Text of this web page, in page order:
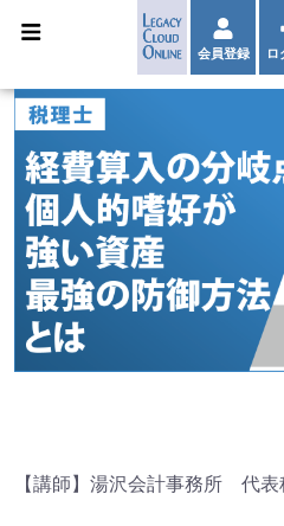
会員登録 ロ
【講師】湯沢会計事務所 代